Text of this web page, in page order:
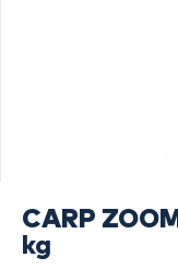
CARP ZOOM
kg